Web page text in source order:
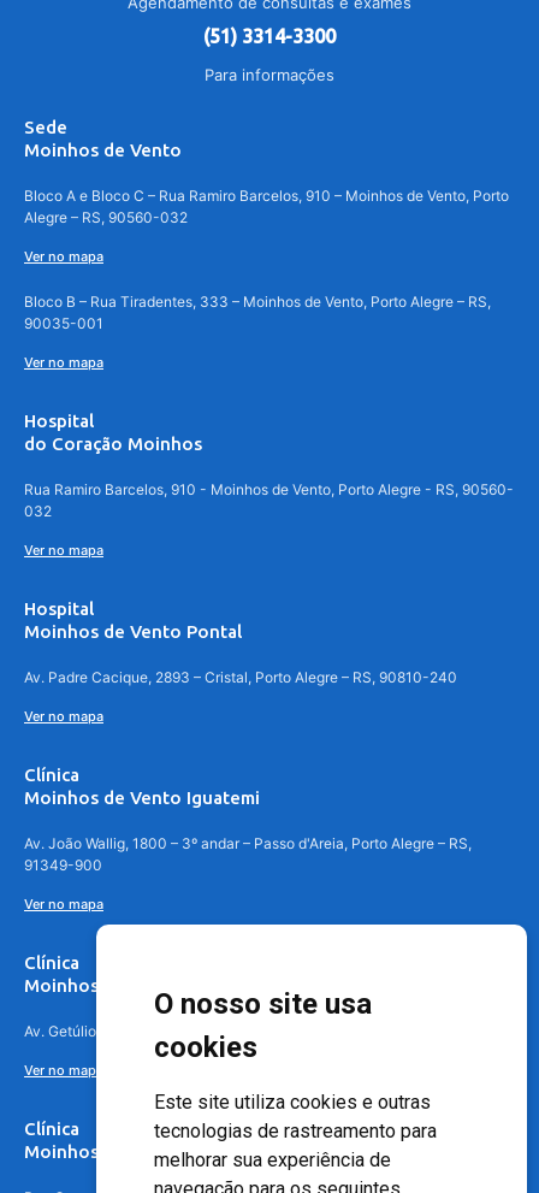
O nosso site usa
cookies
Este site utiliza cookies e outras
tecnologias de rastreamento para
melhorar sua experiência de
(51) 3314-3300
Para informações
Sede
Moinhos de Vento
Bloco A e Bloco C – Rua Ramiro Barcelos, 910 – Moinhos de Vento, Porto
Alegre – RS, 90560-032
Ver no mapa
Bloco B – Rua Tiradentes, 333 – Moinhos de Vento, Porto Alegre – RS,
90035-001
Ver no mapa
Hospital
do Coração Moinhos
Rua Ramiro Barcelos, 910 - Moinhos de Vento, Porto Alegre - RS, 90560-
032
Ver no mapa
Hospital
Moinhos de Vento Pontal
Av. Padre Cacique, 2893 – Cristal, Porto Alegre – RS, 90810-240
Ver no mapa
Clínica
Moinhos de Vento Iguatemi
Av. João Wallig, 1800 – 3º andar – Passo d'Areia, Porto Alegre – RS,
91349-900
Ver no mapa
Clínica
Moinhos de Vento Canoas
Av. Getúlio Vargas, 4841 – Centro, Canoas – RS, 92010-010
Ver no mapa
Clínica
Moinhos de Vento - Teresópolis